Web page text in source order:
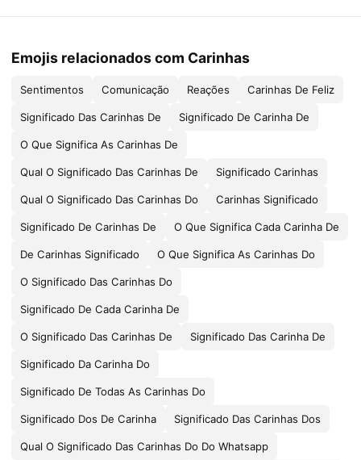
Emojis relacionados com Carinhas
Sentimentos Comunicação Reações Carinhas De Feliz
Significado Das Carinhas De Significado De Carinha De
O Que Significa As Carinhas De
Qual O Significado Das Carinhas De Significado Carinhas
Qual O Significado Das Carinhas Do Carinhas Significado
Significado De Carinhas De O Que Significa Cada Carinha De
De Carinhas Significado O Que Significa As Carinhas Do
O Significado Das Carinhas Do
Significado De Cada Carinha De
O Significado Das Carinhas De Significado Das Carinha De
Significado Da Carinha Do
Significado De Todas As Carinhas Do
Significado Dos De Carinha Significado Das Carinhas Dos
Qual O Significado Das Carinhas Do Do Whatsapp